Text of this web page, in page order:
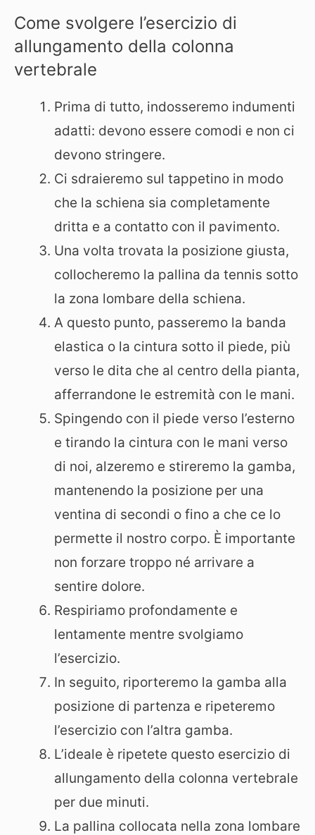
Come svolgere l’esercizio di
allungamento della colonna
vertebrale
Prima di tutto, indosseremo indumenti
adatti: devono essere comodi e non ci
devono stringere.
Ci sdraieremo sul tappetino in modo
che la schiena sia completamente
dritta e a contatto con il pavimento.
Una volta trovata la posizione giusta,
collocheremo la pallina da tennis sotto
la zona lombare della schiena.
A questo punto, passeremo la banda
elastica o la cintura sotto il piede, più
verso le dita che al centro della pianta,
afferrandone le estremità con le mani.
Spingendo con il piede verso l’esterno
e tirando la cintura con le mani verso
di noi, alzeremo e stireremo la gamba,
mantenendo la posizione per una
ventina di secondi o fino a che ce lo
permette il nostro corpo. È importante
non forzare troppo né arrivare a
sentire dolore.
Respiriamo profondamente e
lentamente mentre svolgiamo
l’esercizio.
In seguito, riporteremo la gamba alla
posizione di partenza e ripeteremo
l’esercizio con l’altra gamba.
L’ideale è ripetete questo esercizio di
allungamento della colonna vertebrale
per due minuti.
La pallina collocata nella zona lombare